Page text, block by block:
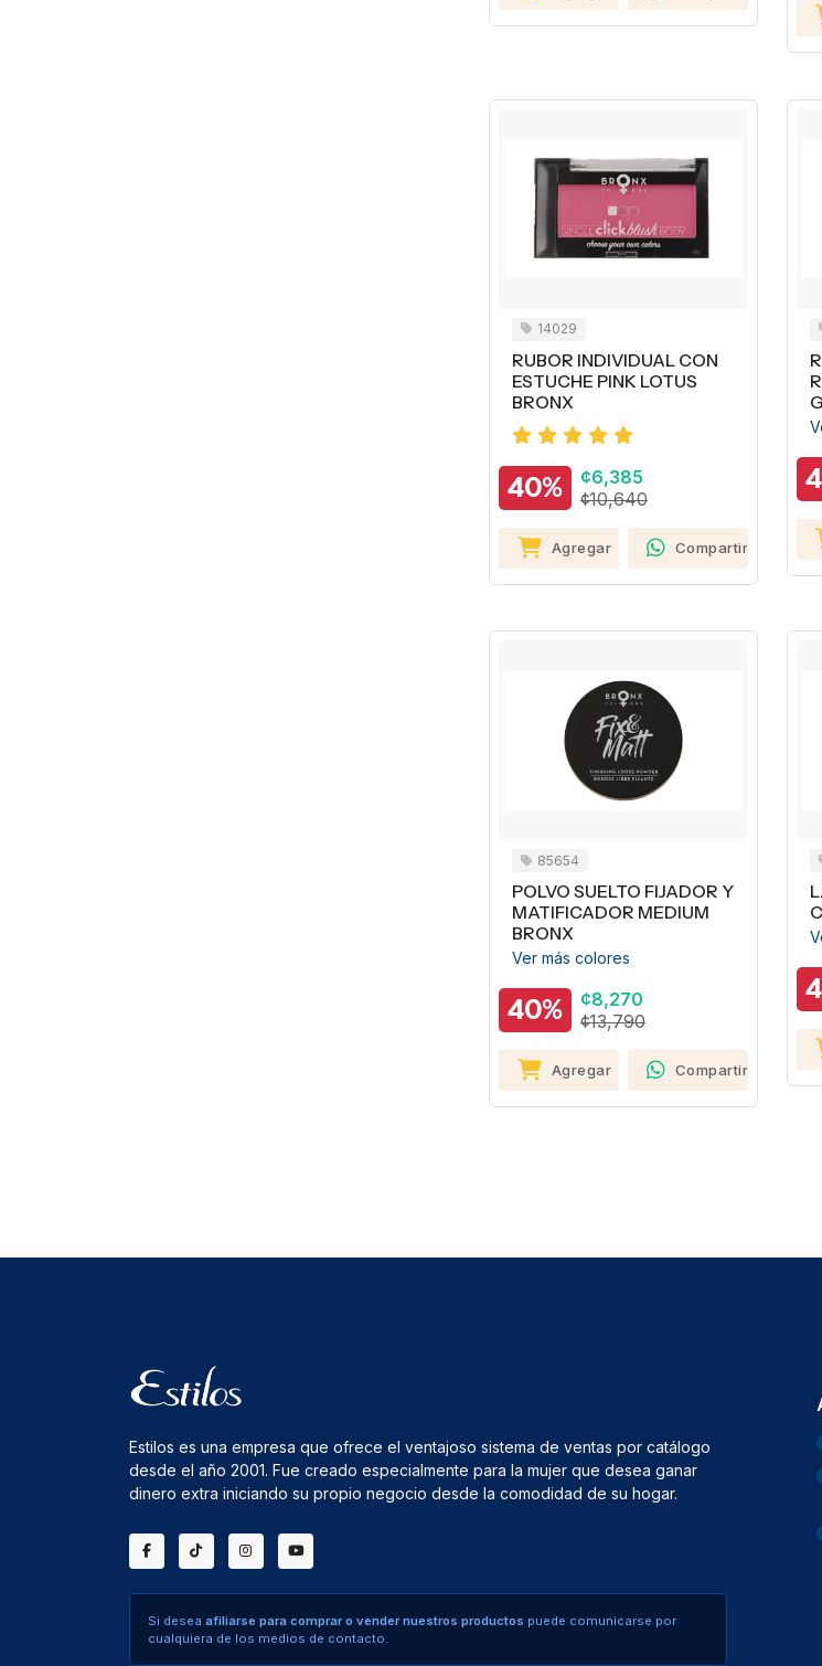
14029
RUBOR INDIVIDUAL CON
ESTUCHE PINK LOTUS
BRONX
40%
¢6,385
¢10,640
Agregar Compartir
85654
POLVO SUELTO FIJADOR Y
MATIFICADOR MEDIUM
BRONX
Ver más colores
40%
¢8,270
¢13,790
Agregar Compartir
Estilos es una empresa que ofrece el ventajoso sistema de ventas por catálogo
desde el año 2001. Fue creado especialmente para la mujer que desea ganar
dinero extra iniciando su propio negocio desde la comodidad de su hogar.
Si desea afiliarse para comprar o vender nuestros productos puede comunicarse por
cualquiera de los medios de contacto.